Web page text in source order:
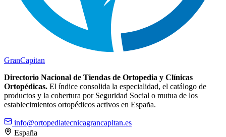
GranCapitan
Directorio Nacional de Tiendas de Ortopedia y Clínicas
Ortopédicas. El índice consolida la especialidad, el catálogo de
productos y la cobertura por Seguridad Social o mutua de los
establecimientos ortopédicos activos en España.
info@ortopediatecnicagrancapitan.es
España